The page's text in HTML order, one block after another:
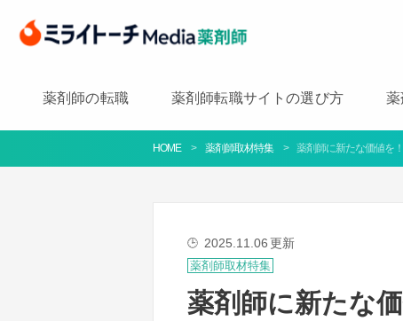
薬剤師の転職 薬剤師転職サイトの選び方 薬
HOME 薬剤師取材特集 薬剤師に新たな価値を
🕒 2025.11.06更新
薬剤師取材特集
薬剤師に新たな